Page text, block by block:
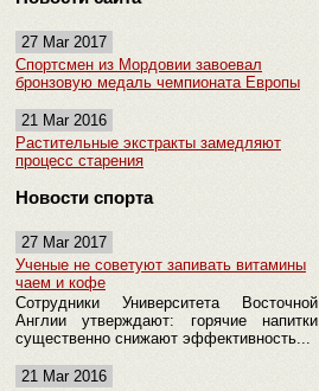
27 Mar 2017
Спортсмен из Мордовии завоевал
бронзовую медаль чемпионата Европы
21 Mar 2016
Растительные экстракты замедляют
процесс старения
Новости спорта
27 Mar 2017
Ученые не советуют запивать витамины
чаем и кофе
Сотрудники Университета Восточной
Англии утверждают: горячие напитки
существенно снижают эффективность...
21 Mar 2016